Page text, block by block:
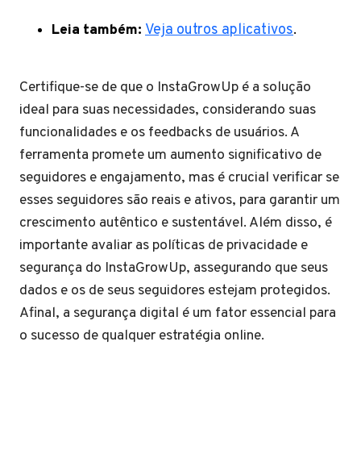
Leia também: Veja outros aplicativos.
Certifique-se de que o InstaGrowUp é a solução
ideal para suas necessidades, considerando suas
funcionalidades e os feedbacks de usuários. A
ferramenta promete um aumento significativo de
seguidores e engajamento, mas é crucial verificar se
esses seguidores são reais e ativos, para garantir um
crescimento autêntico e sustentável. Além disso, é
importante avaliar as políticas de privacidade e
segurança do InstaGrowUp, assegurando que seus
dados e os de seus seguidores estejam protegidos.
Afinal, a segurança digital é um fator essencial para
o sucesso de qualquer estratégia online.